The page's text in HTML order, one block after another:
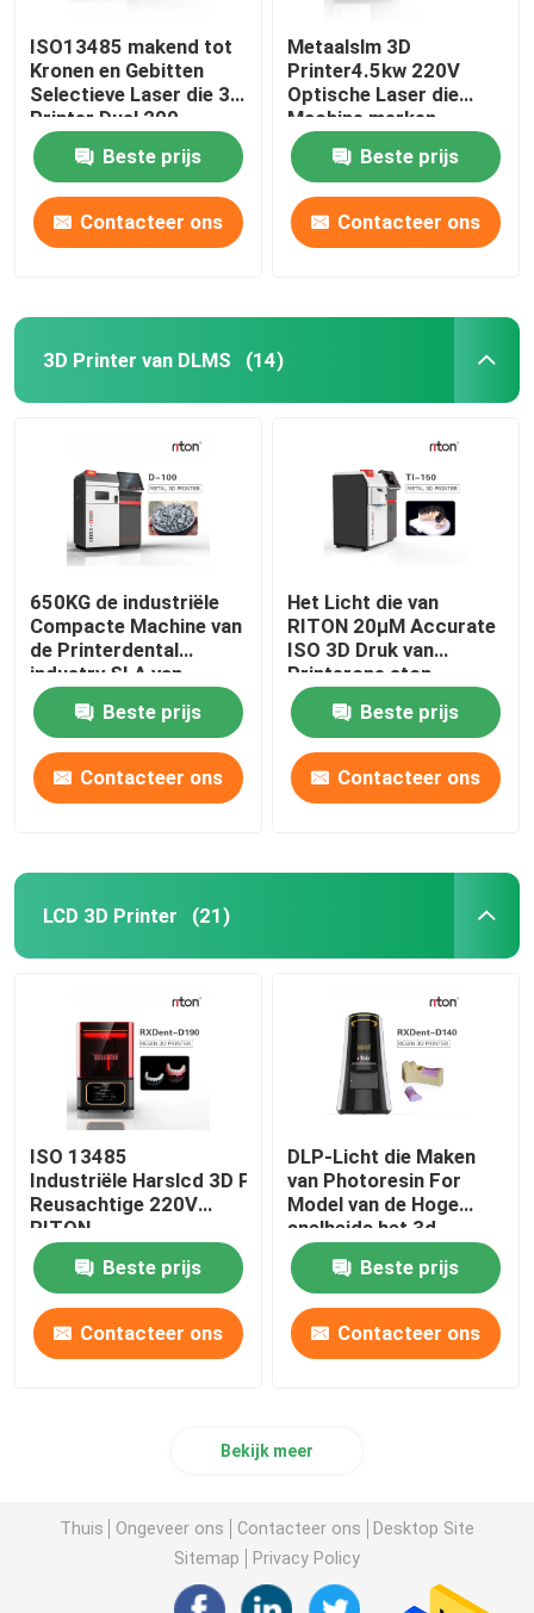
ISO13485 makend tot
Kronen en Gebitten
Selectieve Laser die 3d
Printer Dual 200
smelten
Beste prijs
Contacteer ons
Metaalslm 3D
Printer4.5kw 220V
Optische Laser die
Machine merken
Beste prijs
Contacteer ons
3D Printer van DLMS (14)
650KG de industriële
Compacte Machine van
de Printerdental
industry SLA van
DLMS 3D
Beste prijs
Contacteer ons
Het Licht die van
RITON 20μM Accurate
ISO 3D Druk van
Printerone stop
denture genezen
Beste prijs
Contacteer ons
LCD 3D Printer (21)
ISO 13485
Industriële Harslcd 3D Printer Automatische
Reusachtige 220V
RITON
Beste prijs
Contacteer ons
DLP-Licht die Maken
van Photoresin For
Model van de Hoge
snelheids het 3d
Printer genezen
Beste prijs
Contacteer ons
Bekijk meer
Thuis Ongeveer ons Contacteer ons
Desktop Site
Sitemap
Privacy Policy